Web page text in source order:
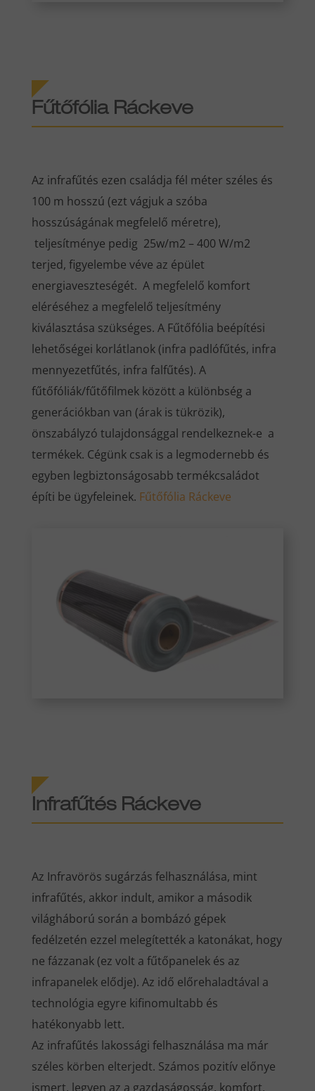
Fűtőfólia Ráckeve
Az infrafűtés ezen családja fél méter széles és
100 m hosszú (ezt vágjuk a szóba
hosszúságának megfelelő méretre),
teljesítménye pedig 25w/m2 – 400 W/m2
terjed, figyelembe véve az épület
energiaveszteségét. A megfelelő komfort
eléréséhez a megfelelő teljesítmény
kiválasztása szükséges. A Fűtőfólia beépítési
lehetőségei korlátlanok (infra padlófűtés, infra
mennyezetfűtés, infra falfűtés). A
fűtőfóliák/fűtőfilmek között a különbség a
generációkban van (árak is tükrözik),
önszabályzó tulajdonsággal rendelkeznek-e a
termékek. Cégünk csak is a legmodernebb és
egyben legbiztonságosabb termékcsaládot
építi be ügyfeleinek. Fűtőfólia Ráckeve
Infrafűtés Ráckeve
Az Infravörös sugárzás felhasználása, mint
infrafűtés, akkor indult, amikor a második
világháború során a bombázó gépek
fedélzetén ezzel melegítették a katonákat, hogy
ne fázzanak (ez volt a fűtőpanelek és az
infrapanelek elődje). Az idő előrehaladtával a
technológia egyre kifinomultabb és
hatékonyabb lett.
Az infrafűtés lakossági felhasználása ma már
széles körben elterjedt. Számos pozitív előnye
ismert, legyen az a gazdaságosság, komfort,